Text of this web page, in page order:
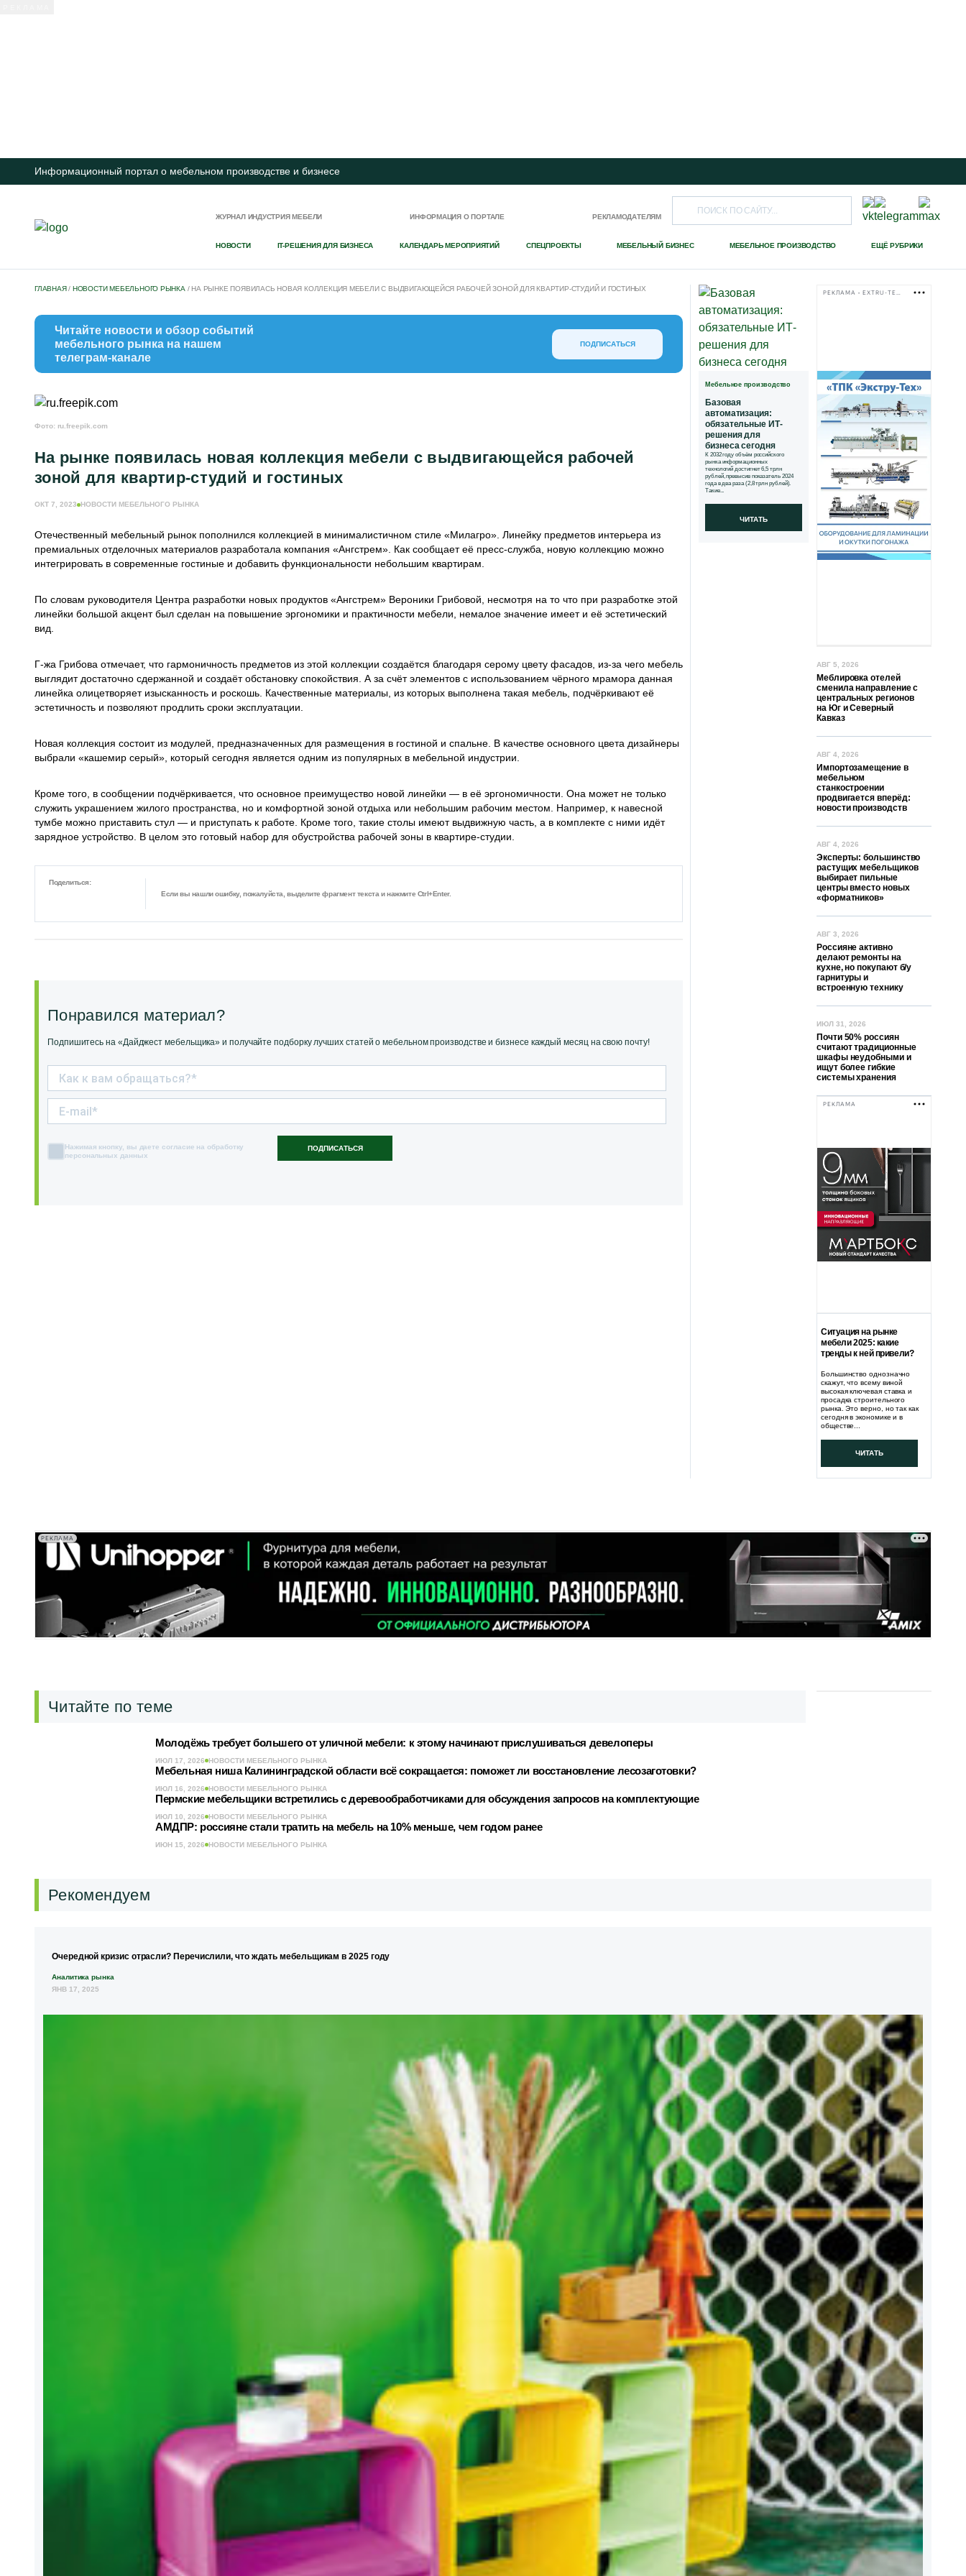
Информационный портал о мебельном производстве и бизнесе
ЖУРНАЛ ИНДУСТРИЯ МЕБЕЛИ ИНФОРМАЦИЯ О ПОРТАЛЕ РЕКЛАМОДАТЕЛЯМ
НОВОСТИ IT-РЕШЕНИЯ ДЛЯ БИЗНЕСА КАЛЕНДАРЬ МЕРОПРИЯТИЙ СПЕЦПРОЕКТЫ МЕБЕЛЬНЫЙ БИЗНЕС МЕБЕЛЬНОЕ ПРОИЗВОДСТВО ЕЩЁ РУБРИКИ
ГЛАВНАЯ/ НОВОСТИ МЕБЕЛЬНОГО РЫНКА / НА РЫНКЕ ПОЯВИЛАСЬ НОВАЯ КОЛЛЕКЦИЯ МЕБЕЛИ С ВЫДВИГАЮЩЕЙСЯ РАБОЧЕЙ ЗОНОЙ ДЛЯ КВАРТИР-СТУДИЙ И ГОСТИНЫХ
Читайте новости и обзор событий
мебельного рынка на нашем
телеграм-канале
ПОДПИСАТЬСЯ
Фото: ru.freepik.com
На рынке появилась новая коллекция мебели с выдвигающейся рабочей
зоной для квартир-студий и гостиных
ОКТ 7, 2023 НОВОСТИ МЕБЕЛЬНОГО РЫНКА
Отечественный мебельный рынок пополнился коллекцией в минималистичном стиле «Милагро». Линейку предметов интерьера из
премиальных отделочных материалов разработала компания «Ангстрем». Как сообщает её пресс-служба, новую коллекцию можно
интегрировать в современные гостиные и добавить функциональности небольшим квартирам.
По словам руководителя Центра разработки новых продуктов «Ангстрем» Вероники Грибовой, несмотря на то что при разработке этой
линейки большой акцент был сделан на повышение эргономики и практичности мебели, немалое значение имеет и её эстетический
вид.
Г-жа Грибова отмечает, что гармоничность предметов из этой коллекции создаётся благодаря серому цвету фасадов, из-за чего мебель
выглядит достаточно сдержанной и создаёт обстановку спокойствия. А за счёт элементов с использованием чёрного мрамора данная
линейка олицетворяет изысканность и роскошь. Качественные материалы, из которых выполнена такая мебель, подчёркивают её
эстетичность и позволяют продлить сроки эксплуатации.
Новая коллекция состоит из модулей, предназначенных для размещения в гостиной и спальне. В качестве основного цвета дизайнеры
выбрали «кашемир серый», который сегодня является одним из популярных в мебельной индустрии.
Кроме того, в сообщении подчёркивается, что основное преимущество новой линейки — в её эргономичности. Она может не только
служить украшением жилого пространства, но и комфортной зоной отдыха или небольшим рабочим местом. Например, к навесной
тумбе можно приставить стул — и приступать к работе. Кроме того, такие столы имеют выдвижную часть, а в комплекте с ними идёт
зарядное устройство. В целом это готовый набор для обустройства рабочей зоны в квартире-студии.
Поделиться:
Если вы нашли ошибку, пожалуйста, выделите фрагмент текста и нажмите Ctrl+Enter.
Понравился материал?
Подпишитесь на «Дайджест мебельщика» и получайте подборку лучших статей о мебельном производстве и бизнесе каждый месяц на свою почту!
ПОДПИСАТЬСЯ
Нажимая кнопку, вы даете согласие на обработку
персональных данных
Мебельное производство
Базовая
автоматизация:
обязательные ИТ-
решения для
бизнеса сегодня
К 2032 году объём российского
рынка информационных
технологий достигнет 6,5 трлн
рублей, превысив показатель 2024
года в два раза (2,8 трлн рублей).
Такие...
ЧИТАТЬ
АВГ 5, 2026
Меблировка отелей
сменила направление с
центральных регионов
на Юг и Северный
Кавказ
АВГ 4, 2026
Импортозамещение в
мебельном
станкостроении
продвигается вперёд:
новости производств
АВГ 4, 2026
Эксперты: большинство
растущих мебельщиков
выбирает пильные
центры вместо новых
«форматников»
АВГ 3, 2026
Россияне активно
делают ремонты на
кухне, но покупают б/у
гарнитуры и
встроенную технику
ИЮЛ 31, 2026
Почти 50% россиян
считают традиционные
шкафы неудобными и
ищут более гибкие
системы хранения
РЕКЛАМА
Ситуация на рынке
мебели 2025: какие
тренды к ней привели?
Большинство однозначно
скажут, что всему виной
высокая ключевая ставка и
просадка строительного
рынка. Это верно, но так как
сегодня в экономике и в
обществе...
ЧИТАТЬ
РЕКЛАМА
Читайте по теме
Молодёжь требует большего от уличной мебели: к этому начинают прислушиваться девелоперы
ИЮЛ 17, 2026 НОВОСТИ МЕБЕЛЬНОГО РЫНКА
Мебельная ниша Калининградской области всё сокращается: поможет ли восстановление лесозаготовки?
ИЮЛ 16, 2026 НОВОСТИ МЕБЕЛЬНОГО РЫНКА
Пермские мебельщики встретились с деревообработчиками для обсуждения запросов на комплектующие
ИЮЛ 10, 2026 НОВОСТИ МЕБЕЛЬНОГО РЫНКА
АМДПР: россияне стали тратить на мебель на 10% меньше, чем годом ранее
ИЮН 15, 2026 НОВОСТИ МЕБЕЛЬНОГО РЫНКА
Рекомендуем
Очередной кризис отрасли? Перечислили, что ждать мебельщикам в 2025 году
Аналитика рынка
ЯНВ 17, 2025